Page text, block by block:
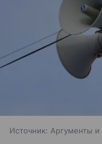
Источник: Аргументы и